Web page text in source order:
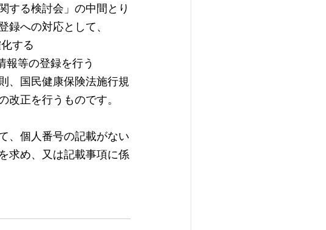
する検討会」の中間とり
録への対応として、
する
報等の登録を行う
、国民健康保険法施行規
改正を行うものです。
、個人番号の記載がない
求め、又は記載事項に係